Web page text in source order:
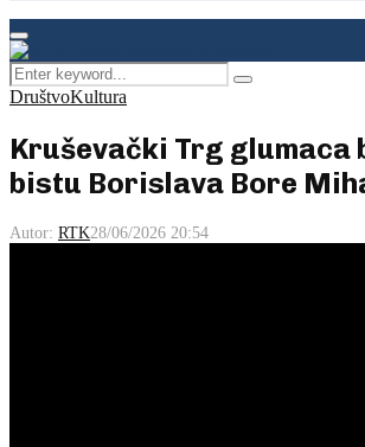
Facebook
Instagram
Youtube
Primary
Menu
Search
for:
Pretraga
DruštvoKultura
Kruševački Trg glumaca
bistu Borislava Bore
Autor: RTK28/06/2026 20:54